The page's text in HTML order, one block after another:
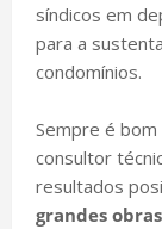
síndicos em
para a
condomínios.
Sempre é
consultor
resultados
grandes obras